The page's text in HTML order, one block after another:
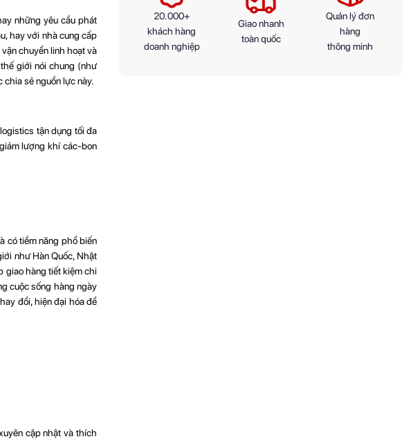
những yêu cầu phát
hay với nhà cung cấp
chuyển linh hoạt và
giới nói chung (như
chia sẻ nguồn lực này.
tận dụng tối đa
lượng khí các-bon
có tiềm năng phổ biến
như Hàn Quốc, Nhật
giao hàng tiết kiệm chi
cuộc sống hàng ngày
đổi, hiện đại hóa để
cập nhật và thích
20.000+
khách hàng
doanh nghiệp
Giao nhanh
toàn quốc
Quản lý đơn
hàng
thông minh